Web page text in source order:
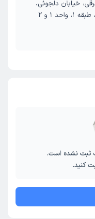
خیابان دلجوئی،
1 و 2
ثبت نشده است.
کنید.